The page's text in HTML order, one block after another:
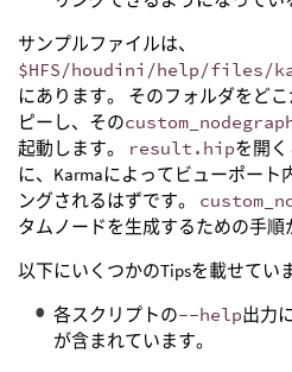
サンプルファイルは、
$HFS/houdini/help/files/
にあります。 そのフォルダをど
ピーし、その
起動します。
result.hipを開
に、Karmaによってビューポート
ングされるはずです。
タムノードを生成するための手順
以下にいくつかのTipsを載せてい
各スクリプトの--help出力
が含まれています。